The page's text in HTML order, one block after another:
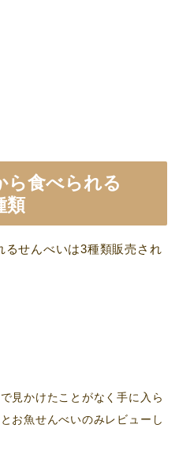
ら食べられる
類
るせんべいは3種類販売され
見かけたことがなく手に入ら
お魚せんべいのみレビューし